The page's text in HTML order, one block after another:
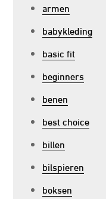
armen
babykleding
basic fit
beginners
benen
best choice
billen
bilspieren
boksen